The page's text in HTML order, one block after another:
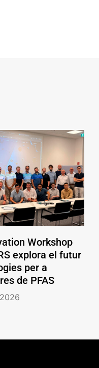
Workshop
explora el futur
per a
de PFAS